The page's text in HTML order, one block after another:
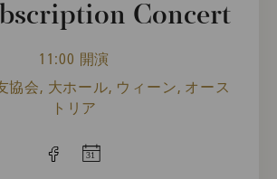
Concert
11:00 開演
協会, 大ホール, ウィーン, オース
トリア